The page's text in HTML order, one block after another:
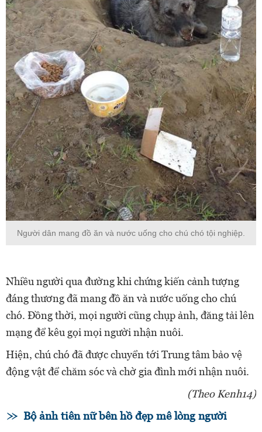
Người dân mang đồ ăn và nước uống cho chú chó tội nghiệp.
Nhiều người qua đường khi chứng kiến cảnh tượng
đáng thương đã mang đồ ăn và nước uống cho chú
chó. Đồng thời, mọi người cũng chụp ảnh, đăng tải lên
mạng để kêu gọi mọi người nhận nuôi.
Hiện, chú chó đã được chuyển tới Trung tâm bảo vệ
động vật để chăm sóc và chờ gia đình mới nhận nuôi.
(Theo Kenh14)
Bộ ảnh tiên nữ bên hồ đẹp mê lòng người